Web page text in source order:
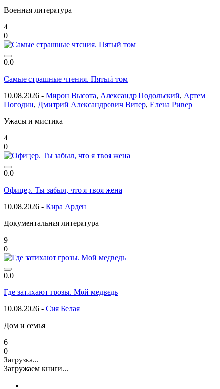
Военная литература
4
0
0.0
Самые страшные чтения. Пятый том
10.08.2026 - Мирон Высота, Александр Подольский, Артем
Погодин, Дмитрий Александрович Витер, Елена Ривер
Ужасы и мистика
4
0
0.0
Офицер. Ты забыл, что я твоя жена
10.08.2026 - Кира Арден
Документальная литература
9
0
0.0
Где затихают грозы. Мой медведь
10.08.2026 - Сия Белая
Дом и семья
6
0
Загрузка...
Загружаем книги...